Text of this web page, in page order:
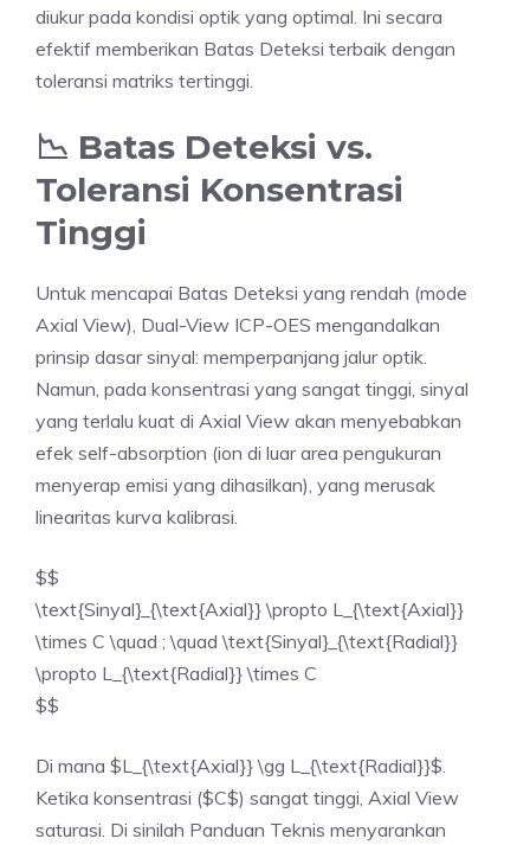
diukur pada kondisi optik yang optimal. Ini secara
efektif memberikan Batas Deteksi terbaik dengan
toleransi matriks tertinggi.
📉 Batas Deteksi vs.
Toleransi Konsentrasi
Tinggi
Untuk mencapai Batas Deteksi yang rendah (mode
Axial View), Dual-View ICP-OES mengandalkan
prinsip dasar sinyal: memperpanjang jalur optik.
Namun, pada konsentrasi yang sangat tinggi, sinyal
yang terlalu kuat di Axial View akan menyebabkan
efek self-absorption (ion di luar area pengukuran
menyerap emisi yang dihasilkan), yang merusak
linearitas kurva kalibrasi.
$$
\text{Sinyal}_{\text{Axial}} \propto L_{\text{Axial}}
\times C \quad ; \quad \text{Sinyal}_{\text{Radial}}
\propto L_{\text{Radial}} \times C
$$
Di mana $L_{\text{Axial}} \gg L_{\text{Radial}}$.
Ketika konsentrasi ($C$) sangat tinggi, Axial View
saturasi. Di sinilah Panduan Teknis menyarankan